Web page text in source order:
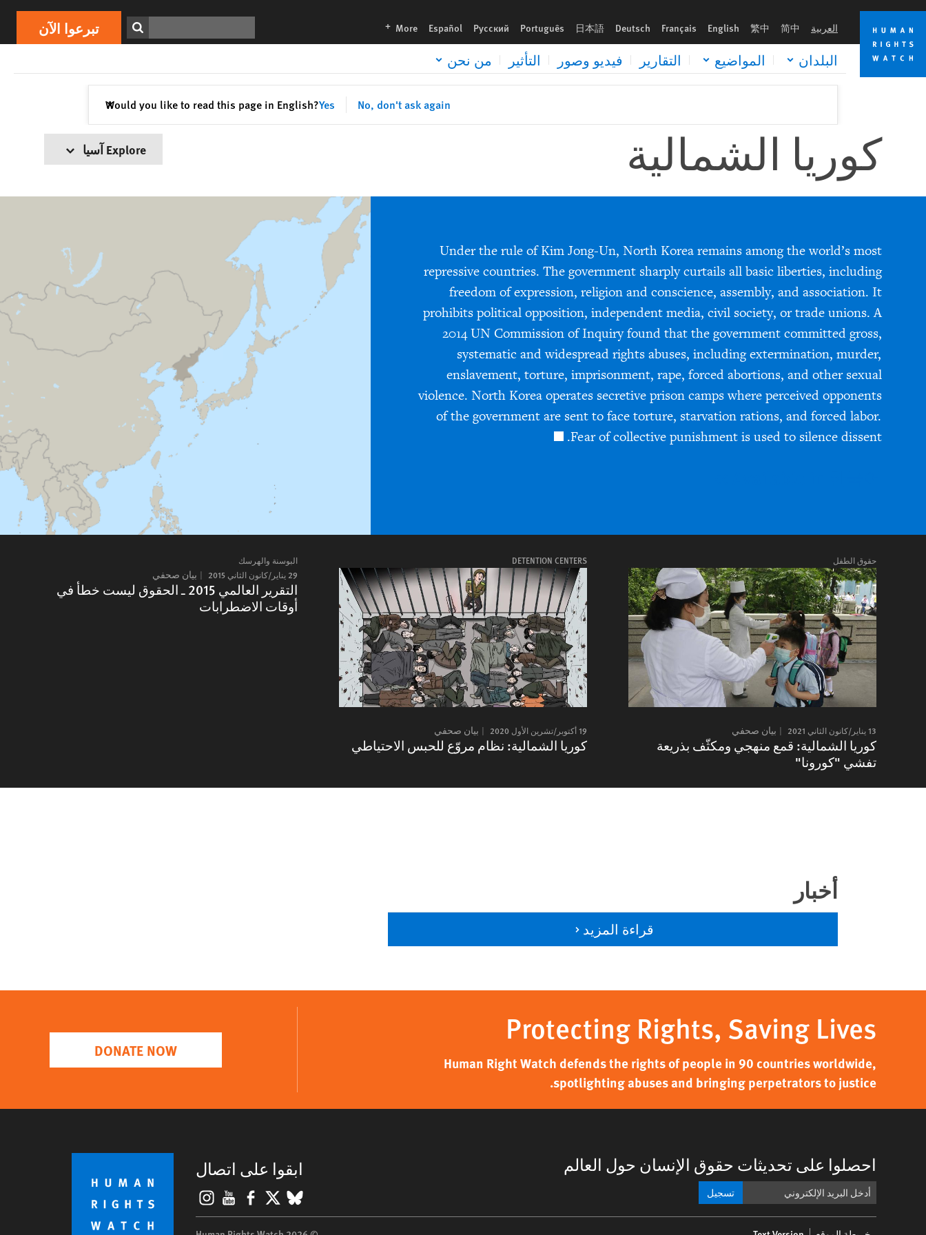
Skip
cookie
privacy
notice
Skip
main
content
العربية 简中
繁中
English
Français
Deutsch
日本語
Português
Русский
Español
More
languages تبرعوا الآن
البلدان المواضيع التقارير فيديو وصور التأثير من نحن
Would you like to read this page in English?Yes No, don't ask again
✕إغلاق
Explore آسيا كوريا الشمالية
Under the rule of Kim Jong-Un, North Korea remains among the world’s most
repressive countries. The government sharply curtails all basic liberties, including
freedom of expression, religion and conscience, assembly, and association. It
prohibits political opposition, independent media, civil society, or trade unions. A
2014 UN Commission of Inquiry found that the government committed gross,
systematic and widespread rights abuses, including extermination, murder,
enslavement, torture, imprisonment, rape, forced abortions, and other sexual
violence. North Korea operates secretive prison camps where perceived opponents
of the government are sent to face torture, starvation rations, and forced labor.
Fear of collective punishment is used to silence dissent.
حقوق الطفل
13 يناير/كانون الثاني 2021 بيان صحفي
كوريا الشمالية: قمع منهجي ومكثّف بذريعة
تفشي "كورونا"
DETENTION CENTERS
19 أكتوبر/تشرين الأول 2020 بيان صحفي
كوريا الشمالية: نظام مروّع للحبس الاحتياطي
البوسنة والهرسك
29 يناير/كانون الثاني 2015
بيان صحفي
التقرير العالمي 2015 ـ الحقوق ليست خطأ في
أوقات الاضطرابات
أخبار
قراءة المزيد
Protecting Rights, Saving Lives
Human Right Watch defends the rights of people in 90 countries worldwide,
spotlighting abuses and bringing perpetrators to justice.
DONATE NOW
احصلوا على تحديثات حقوق الإنسان حول العالم
تسجيل
ابقوا على اتصال
BlueSky
X
Facebook
YouTube
Instagram